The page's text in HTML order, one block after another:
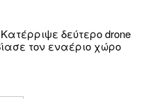
δεύτερο drone
τον εναέριο χώρο